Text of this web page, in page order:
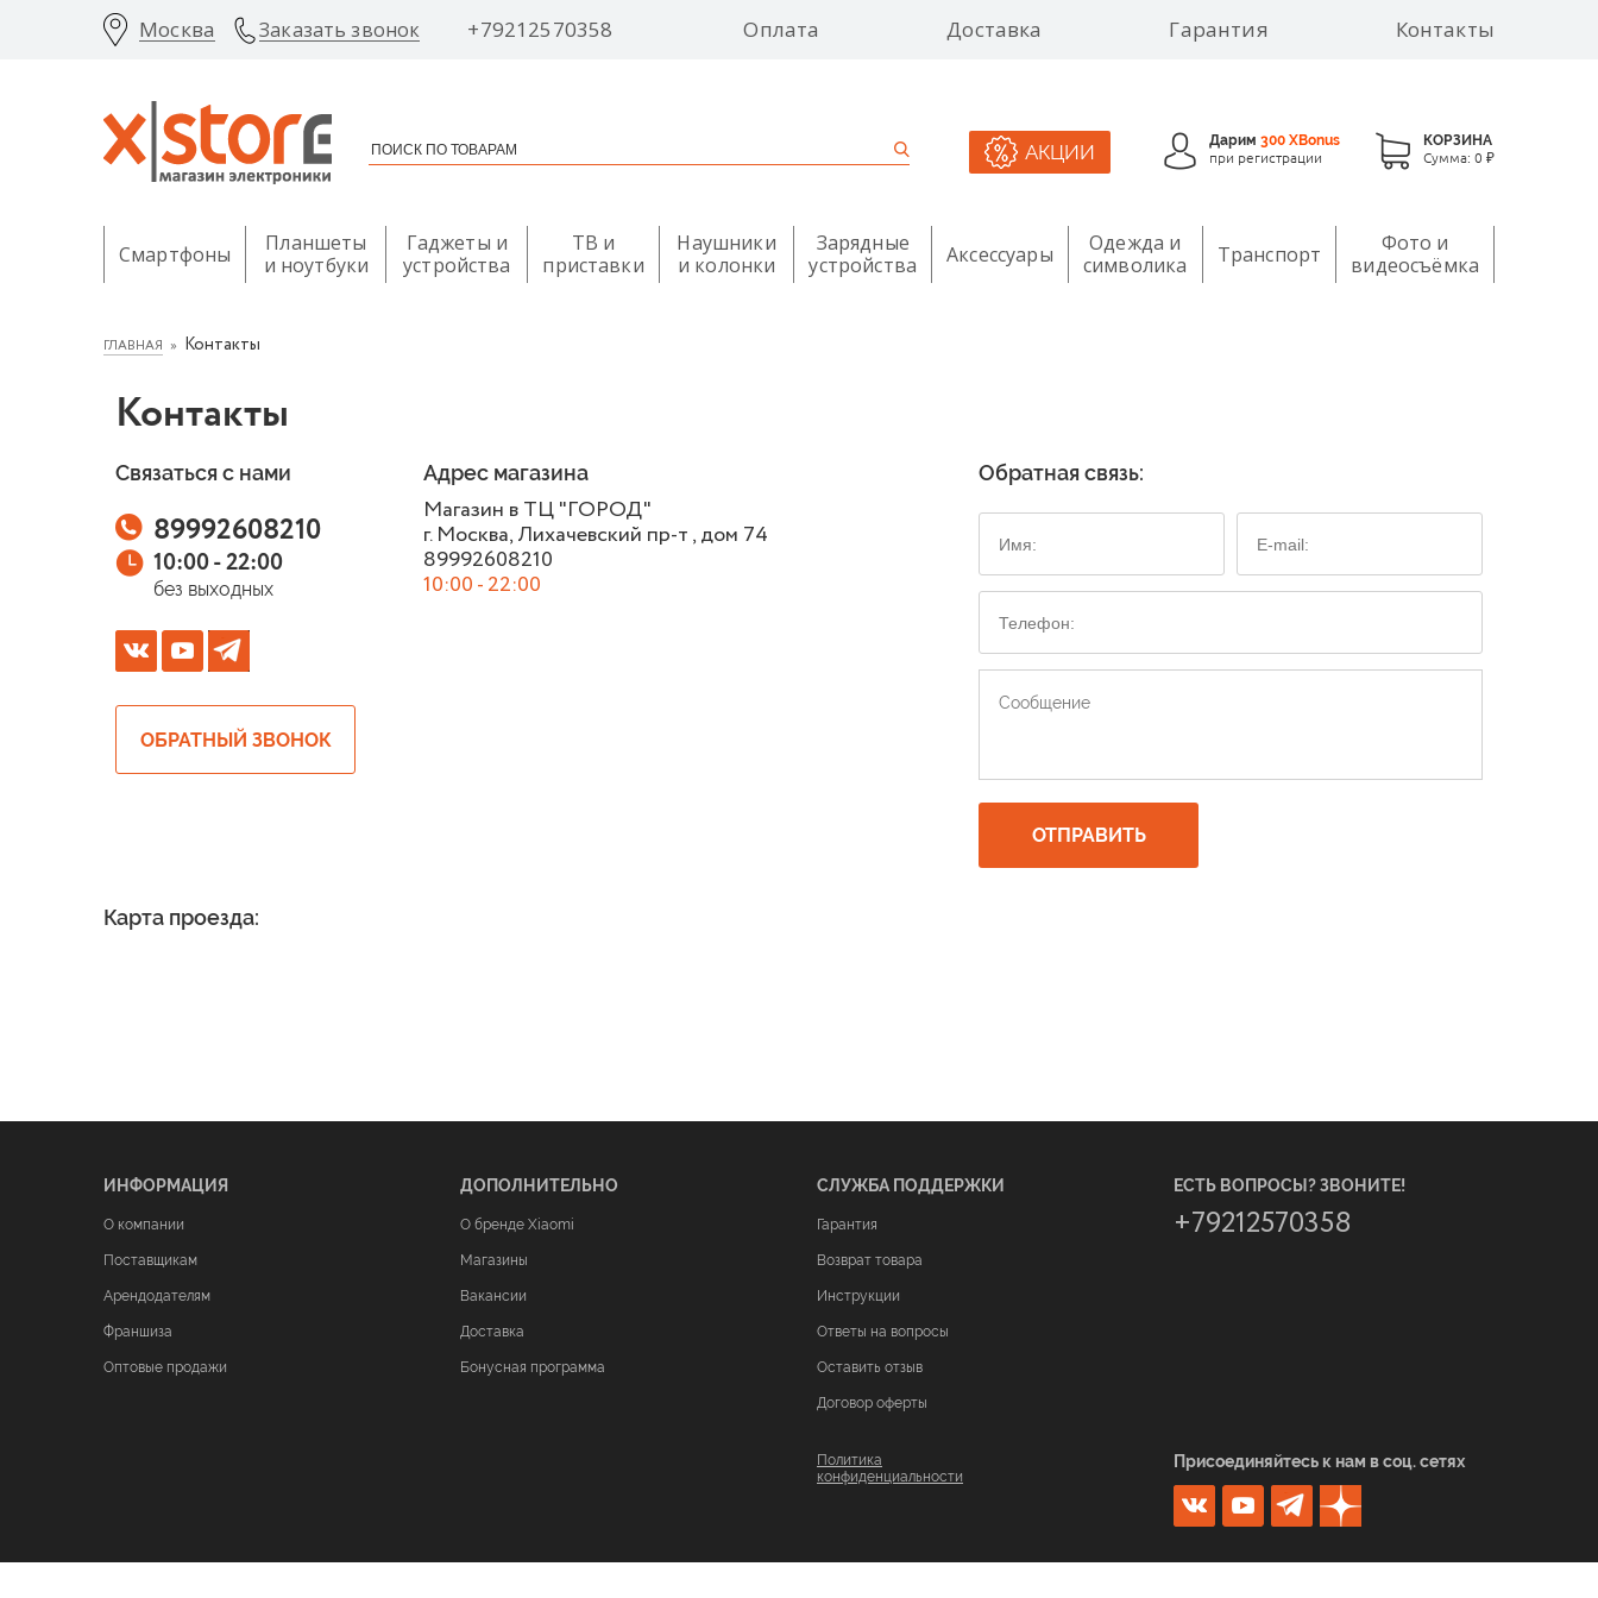
Москва Заказать звонок +79212570358 Оплата Доставка Гарантия Контакты
АКЦИИ
Дарим 300 XBonus
при регистрации
КОРЗИНА
Сумма: 0 ₽
Смартфоны
Планшеты
и ноутбуки
Гаджеты и
устройства
ТВ и
приставки
Наушники
и колонки
Зарядные
устройства
Аксессуары
Одежда и
символика
Транспорт
Фото и
видеосъёмка
ГЛАВНАЯ Контакты
Контакты
Связаться с нами
89992608210
10:00 - 22:00
без выходных
ОБРАТНЫЙ ЗВОНОК
Адрес магазина
Магазин в ТЦ "ГОРОД"
г. Москва, Лихачевский пр-т , дом 74
89992608210
10:00 - 22:00
Обратная связь:
Карта проезда:
ИНФОРМАЦИЯ
О компании
Поставщикам
Арендодателям
Франшиза
Оптовые продажи
ДОПОЛНИТЕЛЬНО
О бренде Xiaomi
Магазины
Вакансии
Доставка
Бонусная программа
СЛУЖБА ПОДДЕРЖКИ
Гарантия
Возврат товара
Инструкции
Ответы на вопросы
Оставить отзыв
Договор оферты
ЕСТЬ ВОПРОСЫ? ЗВОНИТЕ!
+79212570358
Политика
конфиденциальности
Присоединяйтесь к нам в соц. сетях